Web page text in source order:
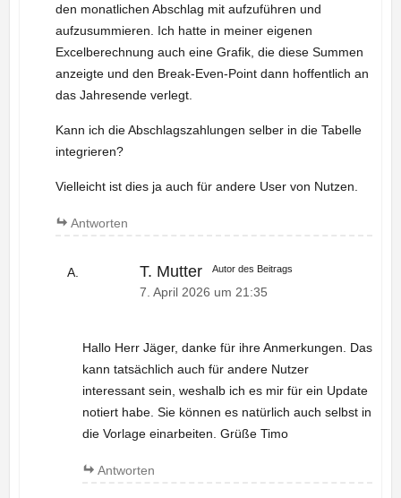
den monatlichen Abschlag mit aufzuführen und
aufzusummieren. Ich hatte in meiner eigenen
Excelberechnung auch eine Grafik, die diese Summen
anzeigte und den Break-Even-Point dann hoffentlich an
das Jahresende verlegt.
Kann ich die Abschlagszahlungen selber in die Tabelle
integrieren?
Vielleicht ist dies ja auch für andere User von Nutzen.
Antworten
T. Mutter Autor des Beitrags
7. April 2026 um 21:35
Hallo Herr Jäger, danke für ihre Anmerkungen. Das
kann tatsächlich auch für andere Nutzer
interessant sein, weshalb ich es mir für ein Update
notiert habe. Sie können es natürlich auch selbst in
die Vorlage einarbeiten. Grüße Timo
Antworten